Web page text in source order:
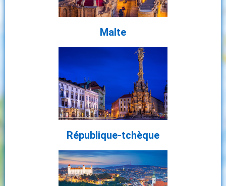
Malte
République-tchèque